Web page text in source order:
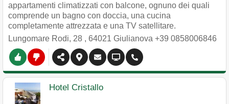
appartamenti climatizzati con balcone, ognuno dei quali
comprende un bagno con doccia, una cucina
completamente attrezzata e una TV satellitare.
Lungomare Rodi, 28 , 64021 Giulianova +39 0858006846
Hotel Cristallo